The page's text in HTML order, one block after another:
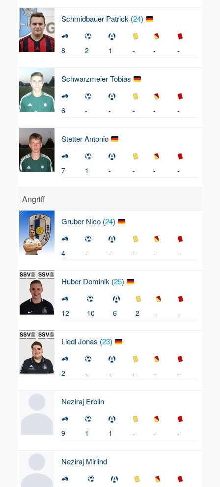
Schmidbauer Patrick (24)
8 2 1 - - -
SchwarzmeierTobias
6 - - - - -
StetterAntonio
7 1 - - - -
Angriff
Gruber Nico (24)
4 - - - - -
Huber Dominik (25)
12 10 6 2 - -
LiedlJonas (23)
2 - - - - -
Neziraj Erblin
9 1 1 - - -
Neziraj Mirlind